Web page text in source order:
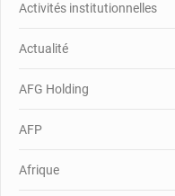
Activités institutionnelles
Actualité
AFG Holding
AFP
Afrique